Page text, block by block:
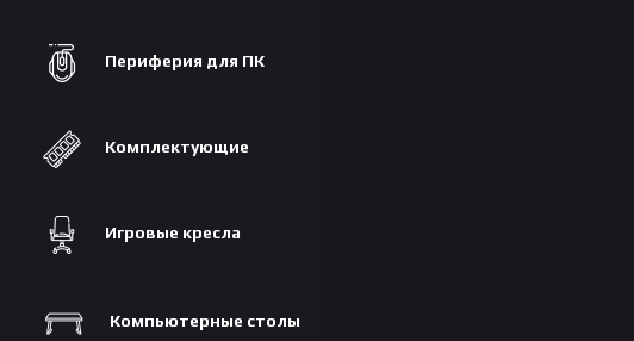
Периферия для ПК
Комплектующие
Игровые кресла
Компьютерные столы